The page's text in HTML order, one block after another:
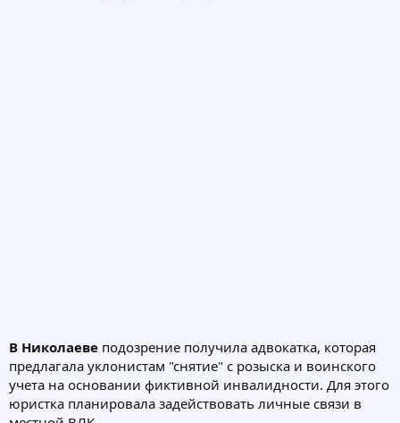
В Николаеве подозрение получила адвокатка, которая
предлагала уклонистам "снятие" с розыска и воинского
учета на основании фиктивной инвалидности. Для этого
юристка планировала задействовать личные связи в